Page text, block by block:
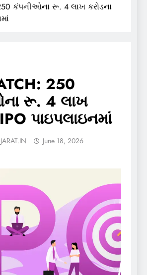
કંપનીઓના રૂ. 4 લાખ કરોડના
250
રૂ. 4 લાખ
પાઇપલાઇનમાં
June 18, 2026